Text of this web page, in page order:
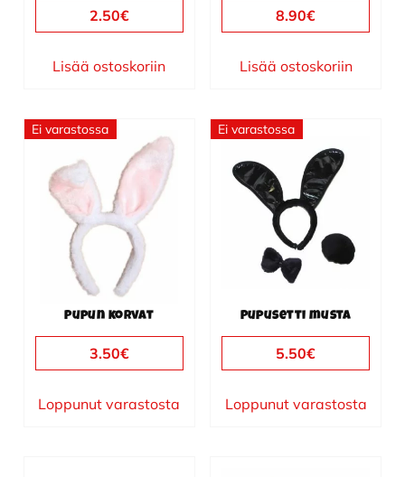
2.50€
Lisää ostoskoriin
8.90€
Lisää ostoskoriin
Ei varastossa
Pupun korvat
3.50€
Loppunut varastosta
Ei varastossa
Pupusetti musta
5.50€
Loppunut varastosta